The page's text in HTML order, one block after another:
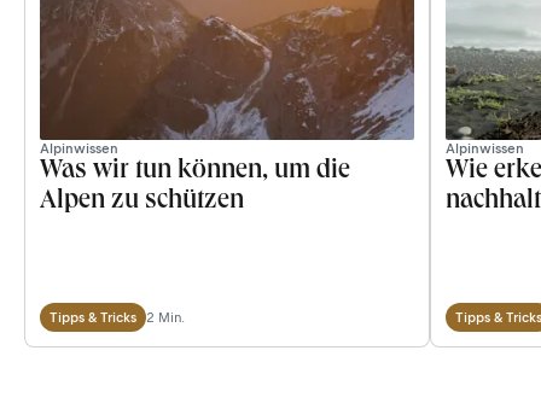
Alpinwissen
Was wir tun können, um die
Alpen zu schützen
Tipps & Tricks 2 Min.
Alpinwissen
Wie
Tipps & Tricks